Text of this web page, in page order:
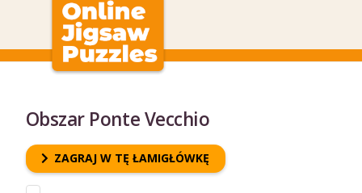
Obszar Ponte Vecchio
ZAGRAJ W TĘ ŁAMIGŁÓWKĘ